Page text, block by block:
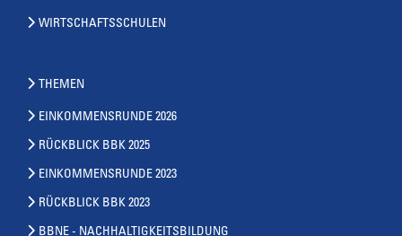
WIRTSCHAFTSSCHULEN
THEMEN
EINKOMMENSRUNDE 2026
RÜCKBLICK BBK 2025
EINKOMMENSRUNDE 2023
RÜCKBLICK BBK 2023
BBNE - NACHHALTIGKEITSBILDUNG